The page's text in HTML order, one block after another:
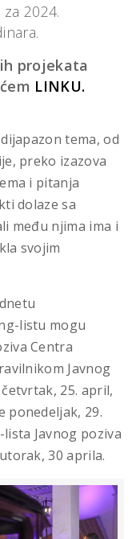
2024.
projekata
LINKU.
tema, od
preko izazova
i pitanja
dolaze sa
među njima ima i
svojim
listu mogu
Centra
Javnog
25. april,
ponedeljak, 29.
Javnog poziva
30 aprila.